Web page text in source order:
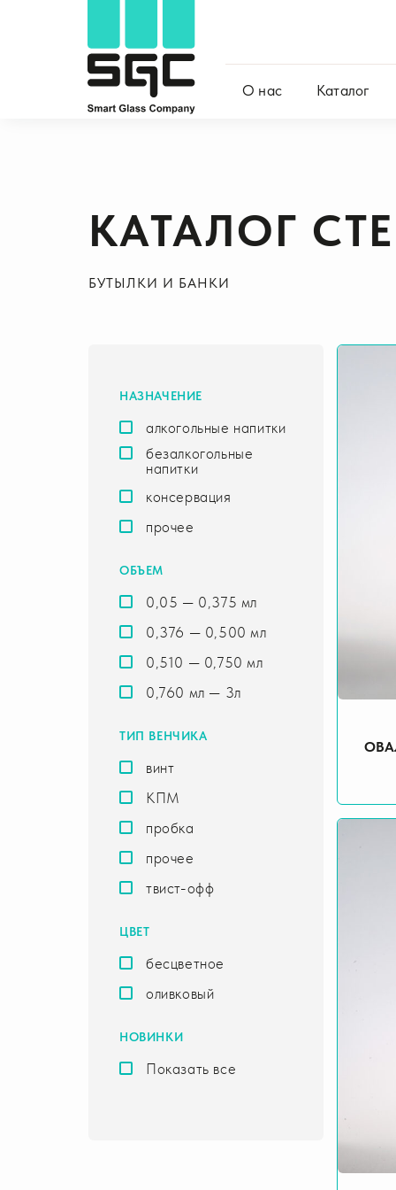
О нас Каталог
КАТАЛОГ
БУТЫЛКИ И БАНКИ
НАЗНАЧЕНИЕ
алкогольные напитки
безалкогольные
напитки
консервация
прочее
ОБЪЕМ
0,05 — 0,375 мл
0,376 — 0,500 мл
0,510 — 0,750 мл
0,760 мл — 3л
ТИП ВЕНЧИКА
винт
КПМ
пробка
прочее
твист-офф
ЦВЕТ
бесцветное
оливковый
НОВИНКИ
Показать все